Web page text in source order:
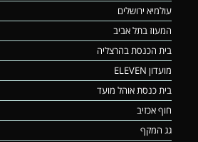
עולמיא ירושלים
המעוז בתל אביב
בית הכנסת בהרצליה
מועדון ELEVEN
בית כנסת אוהל מועד
חוף אכזיב
גג המקף